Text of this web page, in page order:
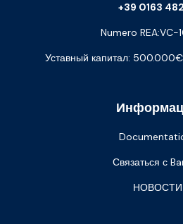
Связаться с
НОВОСТИ
+39 0163
Numero REA:VC-
Уставный капитал: